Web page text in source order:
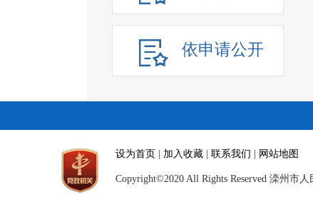
依申请公开
设为首页 加入收藏 联系我们 网站地图
Copyright©2020 All Rights Reserved 滦州市